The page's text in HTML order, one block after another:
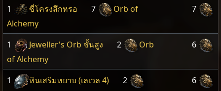
1 ซี่โครงสึกหรอ 7
Orb of
Alchemy
7
1 Jeweller's Orb ชั้นสูง 2
Orb
of Alchemy
6
1 หินเสริมหยาบ (เลเวล 4)
2
6